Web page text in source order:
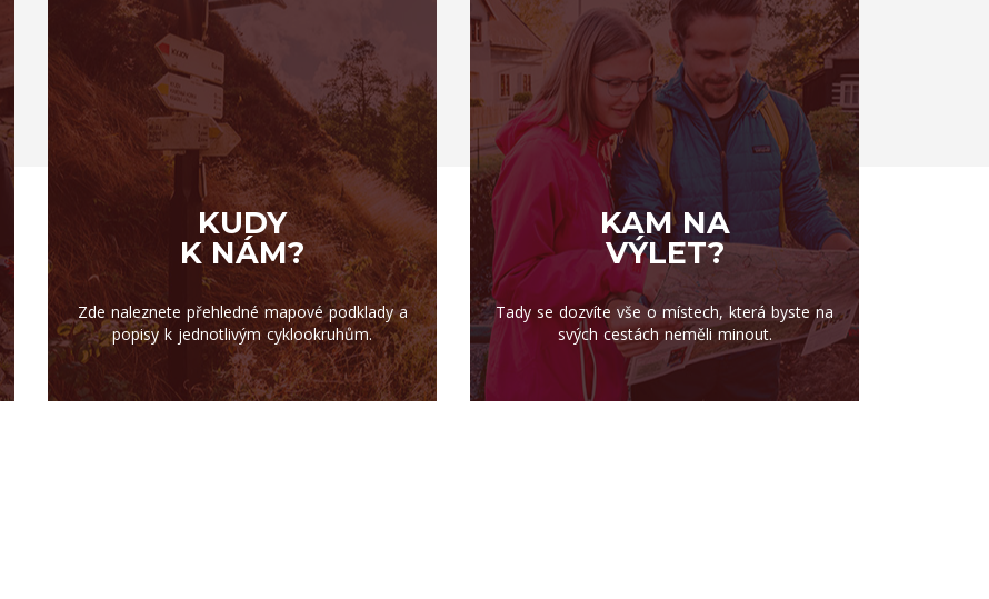
KUDY
K NÁM?
Zde naleznete přehledné mapové podklady a
popisy k jednotlivým cyklookruhům.
KAM NA
VÝLET?
Tady se dozvíte vše o místech, která byste na
svých cestách neměli minout.